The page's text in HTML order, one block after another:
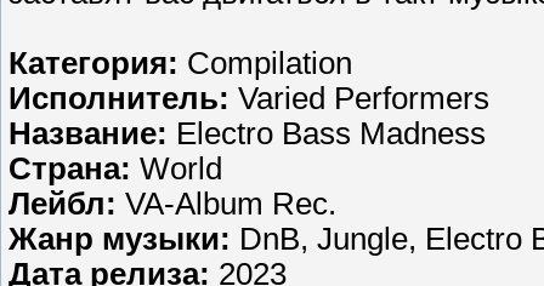
Категория: Compilation
Исполнитель: Varied Performers
Название: Electro Bass Madness
Страна: World
Лейбл: VA-Album Rec.
Жанр музыки: DnB, Jungle, Electro
Дата релиза: 2023